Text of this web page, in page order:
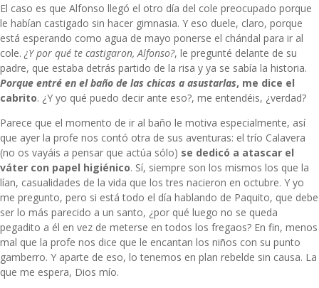
El caso es que Alfonso llegó el otro día del cole preocupado porque
le habían castigado sin hacer gimnasia. Y eso duele, claro, porque
está esperando como agua de mayo ponerse el chándal para ir al
cole. ¿Y por qué te castigaron, Alfonso?, le pregunté delante de su
padre, que estaba detrás partido de la risa y ya se sabía la historia.
Porque entré en el baño de las chicas a asustarlas, me dice el
cabrito. ¿Y yo qué puedo decir ante eso?, me entendéis, ¿verdad?
Parece que el momento de ir al baño le motiva especialmente, así
que ayer la profe nos contó otra de sus aventuras: el trío Calavera
(no os vayáis a pensar que actúa sólo) se dedicó a atascar el
váter con papel higiénico. Sí, siempre son los mismos los que la
lían, casualidades de la vida que los tres nacieron en octubre. Y yo
me pregunto, pero si está todo el día hablando de Paquito, que debe
ser lo más parecido a un santo, ¿por qué luego no se queda
pegadito a él en vez de meterse en todos los fregaos? En fin, menos
mal que la profe nos dice que le encantan los niños con su punto
gamberro. Y aparte de eso, lo tenemos en plan rebelde sin causa. La
que me espera, Dios mío.